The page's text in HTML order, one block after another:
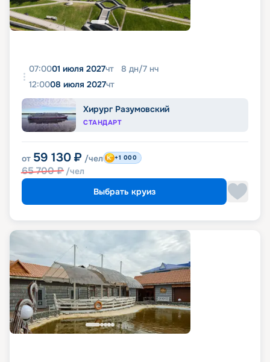
07:0001 июля 2027чт 8 дн/7 нч
12:0008 июля 2027чт
Хирург Разумовский
СТАНДАРТ
от 59 130 ₽ /чел
65 700₽ /чел
+1 000
Выбрать круиз